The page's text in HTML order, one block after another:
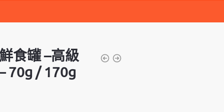
食罐 –高級
70g / 170g